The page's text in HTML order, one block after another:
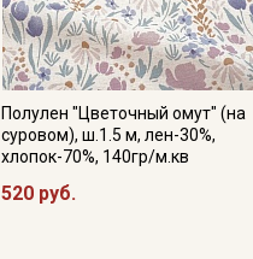
Полулен "Цветочный омут" (на
суровом), ш.1.5 м, лен-30%,
хлопок-70%, 140гр/м.кв
520 руб.